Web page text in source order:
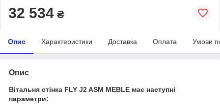
32 534 ₴
Опис Характеристики Доставка Оплата Умови
Опис
Вітальня стінка FLY J2 ASM MEBLE має наступні
параметри: